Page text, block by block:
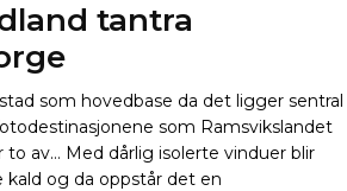
tantra
som hovedbase da det ligger sentral
som Ramsvikslandet
to av… Med dårlig isolerte vinduer blir
og da oppstår det en